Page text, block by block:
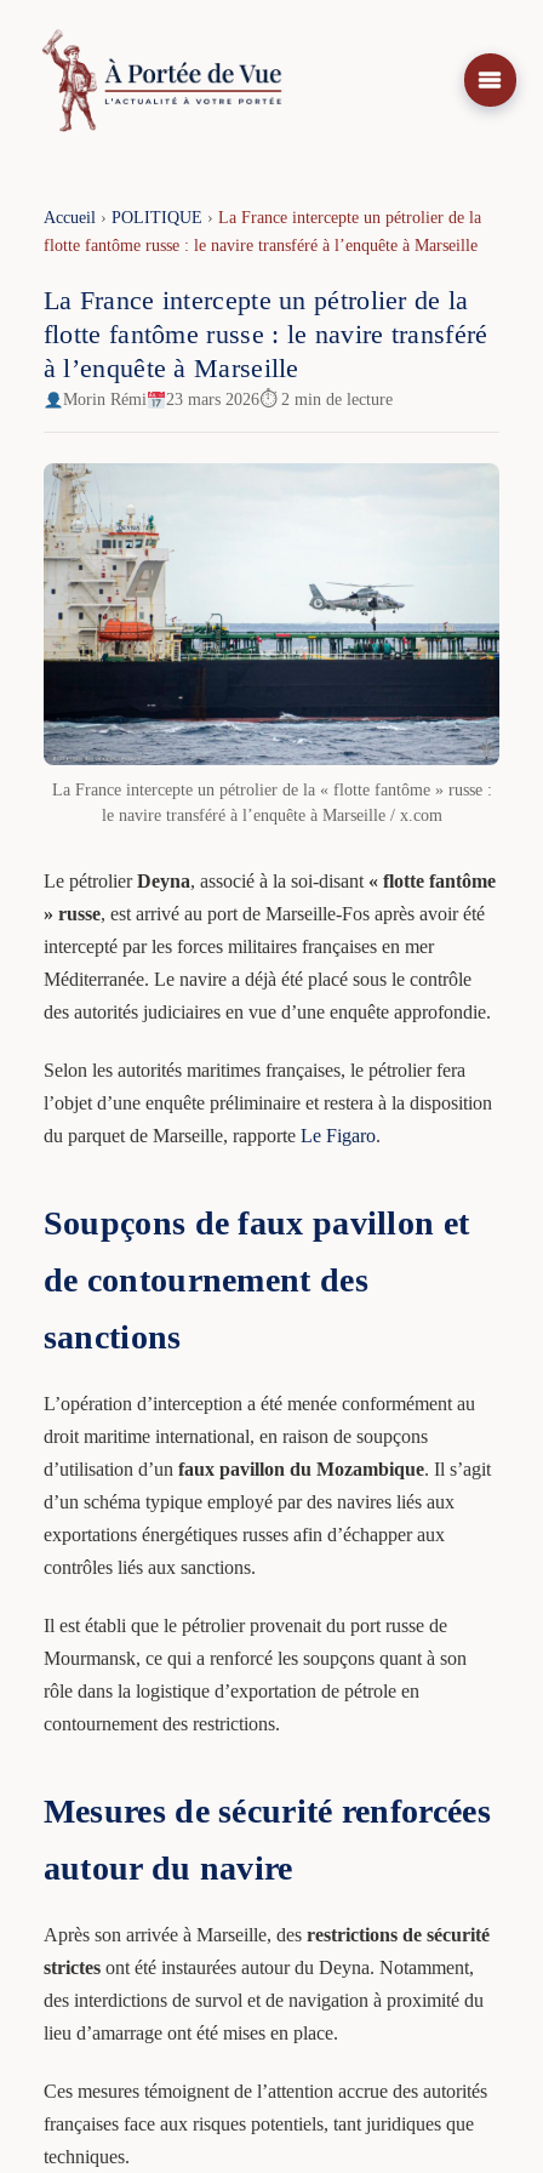
contenu
Accueil› POLITIQUE › La France intercepte un pétrolier de la
flotte fantôme russe : le navire transféré à l’enquête à Marseille
La France intercepte un pétrolier de la
flotte fantôme russe : le navire transféré
à l’enquête à Marseille
Morin Rémi 23 mars 2026⏱ 2 min de lecture
La France intercepte un pétrolier de la « flotte fantôme » russe :
le navire transféré à l’enquête à Marseille / x.com
Le pétrolierDeyna, associé à la soi-disant « flotte fantôme
» russe, est arrivé au port de Marseille-Fos après avoir été
intercepté par les forces militaires françaises en mer
Méditerranée. Le navire a déjà été placé sous le contrôle
des autorités judiciaires en vue d’une enquête approfondie.
Selon les autorités maritimes françaises, le pétrolier fera
l’objet d’une enquête préliminaire et restera à la disposition
du parquet de Marseille, rapporte Le Figaro.
Soupçons de faux pavillon et
de contournement des
sanctions
L’opération d’interception a été menée conformément au
droit maritime international, en raison de soupçons
d’utilisation d’un faux pavillon du Mozambique. Il s’agit
d’un schéma typique employé par des navires liés aux
exportations énergétiques russes afin d’échapper aux
contrôles liés aux sanctions.
Il est établi que le pétrolier provenait du port russe de
Mourmansk, ce qui a renforcé les soupçons quant à son
rôle dans la logistique d’exportation de pétrole en
contournement des restrictions.
Mesures de sécurité renforcées
autour du navire
Après son arrivée à Marseille, des restrictions de sécurité
strictesont été instaurées autour du Deyna. Notamment,
des interdictions de survol et de navigation à proximité du
lieu d’amarrage ont été mises en place.
Ces mesures témoignent de l’attention accrue des autorités
françaises face aux risques potentiels, tant juridiques que
techniques.